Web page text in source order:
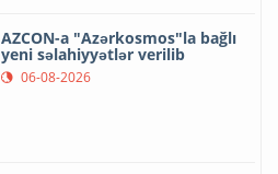
AZCON-a "Azərkosmos"la bağlı
yeni səlahiyyətlər verilib
06-08-2026